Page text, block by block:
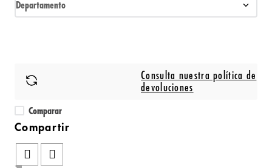
Departamento
Consulta nuestra política de
devoluciones
Comparar